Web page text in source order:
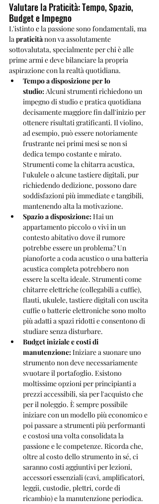
Valutare la Praticità: Tempo, Spazio,
Budget e Impegno
L'istinto e la passione sono fondamentali, ma
la praticità non va assolutamente
sottovalutata, specialmente per chi è alle
prime armi e deve bilanciare la propria
aspirazione con la realtà quotidiana.
Tempo a disposizione per lo
studio: Alcuni strumenti richiedono un
impegno di studio e pratica quotidiana
decisamente maggiore fin dall'inizio per
ottenere risultati gratificanti. Il violino,
ad esempio, può essere notoriamente
frustrante nei primi mesi se non si
dedica tempo costante e mirato.
Strumenti come la chitarra acustica,
l'ukulele o alcune tastiere digitali, pur
richiedendo dedizione, possono dare
soddisfazioni più immediate e tangibili,
mantenendo alta la motivazione.
Spazio a disposizione: Hai un
appartamento piccolo o vivi in un
contesto abitativo dove il rumore
potrebbe essere un problema? Un
pianoforte a coda acustico o una batteria
acustica completa potrebbero non
essere la scelta ideale. Strumenti come
chitarre elettriche (collegabili a cuffie),
flauti, ukulele, tastiere digitali con uscita
cuffie o batterie elettroniche sono molto
più adatti a spazi ridotti e consentono di
studiare senza disturbare.
Budget iniziale e costi di
manutenzione: Iniziare a suonare uno
strumento non deve necessariamente
svuotare il portafoglio. Esistono
moltissime opzioni per principianti a
prezzi accessibili, sia per l'acquisto che
per il noleggio. È sempre possibile
iniziare con un modello più economico e
poi passare a strumenti più performanti
e costosi una volta consolidata la
passione e le competenze. Ricorda che,
oltre al costo dello strumento in sé, ci
saranno costi aggiuntivi per lezioni,
accessori essenziali (cavi, amplificatori,
leggii, custodie, plettri, corde di
ricambio) e la manutenzione periodica.